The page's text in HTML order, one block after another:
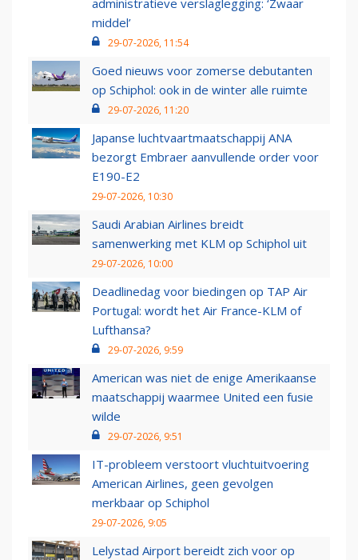
administratieve verslaglegging: ‘Zwaar
middel’
29-07-2026, 11:54
Goed nieuws voor zomerse debutanten
op Schiphol: ook in de winter alle ruimte
29-07-2026, 11:20
Japanse luchtvaartmaatschappij ANA
bezorgt Embraer aanvullende order voor
E190-E2
29-07-2026, 10:30
Saudi Arabian Airlines breidt
samenwerking met KLM op Schiphol uit
29-07-2026, 10:00
Deadlinedag voor biedingen op TAP Air
Portugal: wordt het Air France-KLM of
Lufthansa?
29-07-2026, 9:59
American was niet de enige Amerikaanse
maatschappij waarmee United een fusie
wilde
29-07-2026, 9:51
IT-probleem verstoort vluchtuitvoering
American Airlines, geen gevolgen
merkbaar op Schiphol
29-07-2026, 9:05
Lelystad Airport bereidt zich voor op